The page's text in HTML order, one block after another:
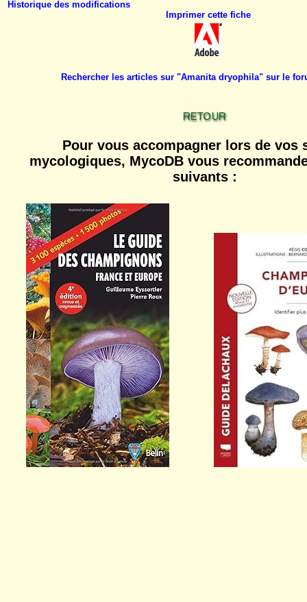
Historique des modifications
Imprimer cette fiche
Rechercher les articles sur "Amanita dryophila" sur le
Pour vous accompagner lors de vos
mycologiques, MycoDB vous
suivants :